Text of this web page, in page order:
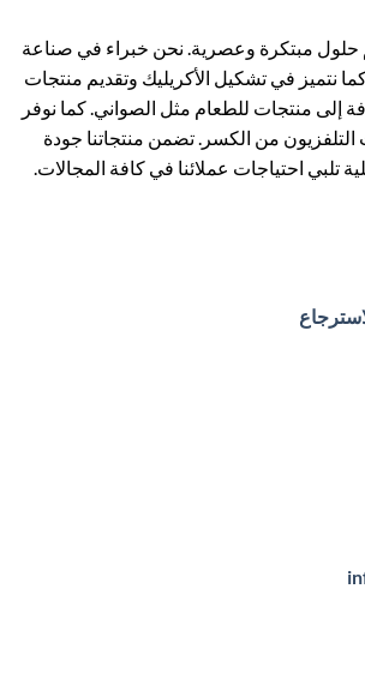
مبتكرة وعصرية. نحن خبراء في صناعة
نتميز في تشكيل الأكريليك وتقديم منتجات
إلى منتجات للطعام مثل الصواني. كما نوفر
من الكسر. تضمن منتجاتنا جودة
تلبي احتياجات عملائنا في كافة المجالات.